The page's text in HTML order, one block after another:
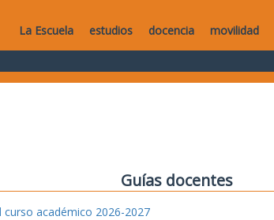
La Escuela estudios docencia movilidad
Guías docentes
curso académico 2026-2027